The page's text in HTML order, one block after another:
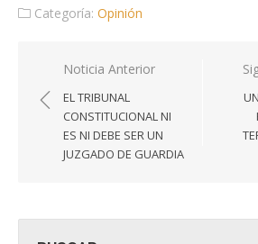
Categoría: Opinión
Navegación
de
entradas
Noticia Anterior
EL TRIBUNAL
CONSTITUCIONAL NI
ES NI DEBE SER UN
JUZGADO DE GUARDIA